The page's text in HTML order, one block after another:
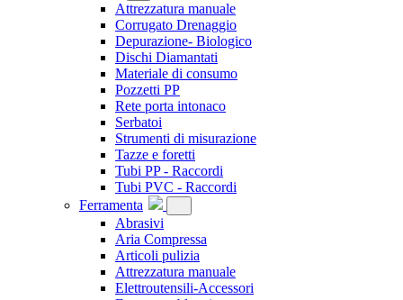
Attrezzatura manuale
Corrugato Drenaggio
Depurazione- Biologico
Dischi Diamantati
Materiale di consumo
Pozzetti PP
Rete porta intonaco
Serbatoi
Strumenti di misurazione
Tazze e foretti
Tubi PP - Raccordi
Tubi PVC - Raccordi
Ferramenta
Abrasivi
Aria Compressa
Articoli pulizia
Attrezzatura manuale
Elettroutensili-Accessori